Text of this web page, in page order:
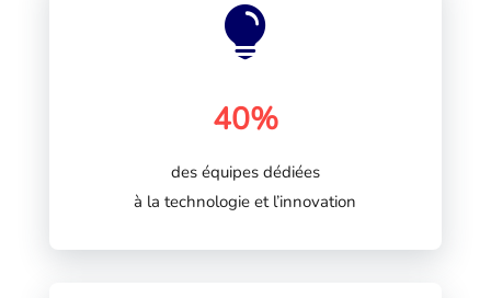

40%
des équipes dédiées
à la technologie et l’innovation